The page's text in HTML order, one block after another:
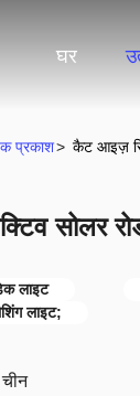
घर
प्रकाश> कैट आइज़
सोलर
लाइट
लाइट;